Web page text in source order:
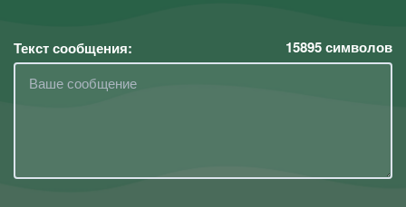
Текст сообщения: 15895символов